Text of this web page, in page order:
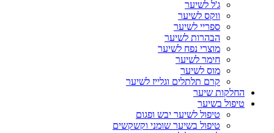
ג'ל לשיער
ווקס לשיער
ספריי לשיער
הבהרות לשיער
מוצרי נפח לשיער
חימר לשיער
מוס לשיער
קרם תלתלים וגלייז לשיער
החלקות שיער
טיפול בשיער
טיפול לשיער יבש ופגום
טיפול בשיער שומני וקשקשים